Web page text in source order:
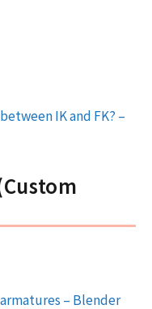
IK and FK? –
– Blender